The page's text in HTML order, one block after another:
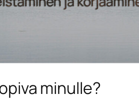
minulle?